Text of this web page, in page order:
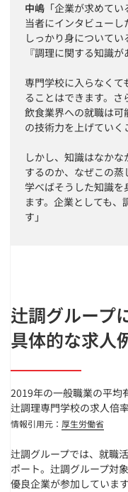
中嶋 「企業が求めて
当者にインタビュー
しっかり身についてい
『調理に関する知識が
専門学校に入らなくて
ることはできます。さ
飲食業界への就職は
の技術力を上げていく
しかし、知識はなか
するのか、なぜこの
学べばそうした知識を
ます。企業としても
す」
辻調グループ
具体的な求人
2019年の一般職業の平均
辻調理専門学校の求人倍
情報引用元： 厚生労働省
辻調グループでは、就職
ポート。辻調グループ対
優良企業が参加しています